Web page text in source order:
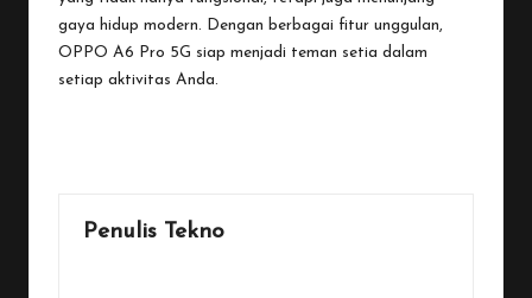
gaya hidup modern. Dengan berbagai fitur unggulan,
OPPO A6 Pro 5G siap menjadi teman setia dalam
setiap aktivitas Anda.
Penulis Tekno